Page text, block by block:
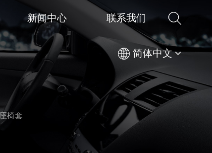
新闻中心 联系我们
简体中文
椅套